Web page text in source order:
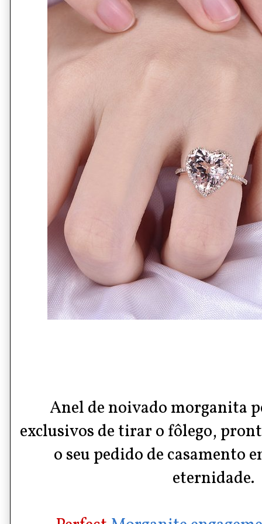
Anel de noivado morganita
exclusivos de tirar o fôlego,
o seu pedido de casamento
eternidade.